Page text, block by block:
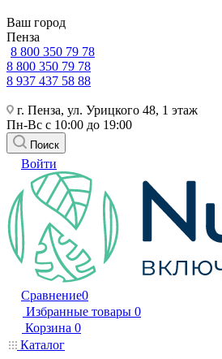
Ваш город
Пенза
8 800 350 79 78
8 800 350 79 78
8 937 437 58 88
г. Пенза, ул. Урицкого 48, 1 этаж
Пн-Вс с 10:00 до 19:00
Поиск
Войти
Сравнение0
Избранные товары 0
Корзина 0
Каталог